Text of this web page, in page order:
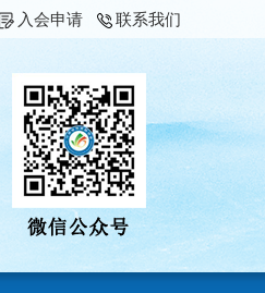
入会申请 联系我们